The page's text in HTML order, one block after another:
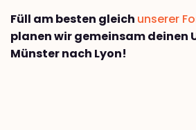
Füll am besten gleich unserer
planen wir gemeinsam deinen
Münster nach Lyon!